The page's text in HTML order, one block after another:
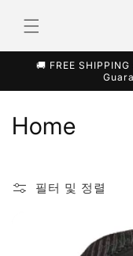
로 건너
뛰기
🚚 FREE
컬
션
Home
필터 및 정렬